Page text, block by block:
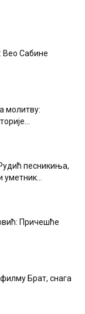
Вео Сабине
молитву:
песникиња,
Причешће
Брат, снага